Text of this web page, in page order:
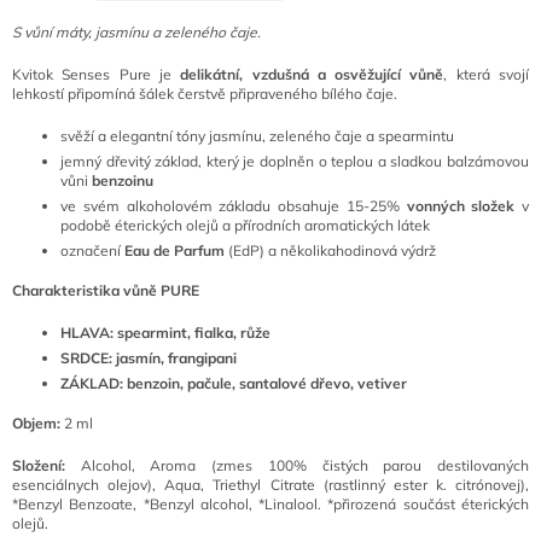
S vůní máty, jasmínu a zeleného čaje.
Kvitok Senses Pure jedelikátní, vzdušná a osvěžující vůně, která svojí
lehkostí připomíná šálek čerstvě připraveného bílého čaje.
svěží a elegantní tóny jasmínu, zeleného čaje a spearmintu
jemný dřevitý základ, který je doplněn o teplou a sladkou balzámovou
vůni benzoinu
ve svém alkoholovém základu obsahuje 15-25% vonných složek v
podobě éterických olejů a přírodních aromatických látek
označení Eau de Parfum (EdP) a několikahodinová výdrž
Charakteristika vůně PURE
HLAVA: spearmint, fialka, růže
SRDCE: jasmín, frangipani
ZÁKLAD: benzoin, pačule, santalové dřevo, vetiver
Objem: 2 ml
Složení: Alcohol, Aroma (zmes 100% čistých parou destilovaných
esenciálnych olejov), Aqua, Triethyl Citrate (rastlinný ester k. citrónovej),
*Benzyl Benzoate, *Benzyl alcohol, *Linalool. *přirozená součást éterických
olejů.